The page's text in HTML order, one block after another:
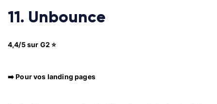
11. Unbounce
4,4/5 sur G2 ⭐
➡️ Pour vos landing pages